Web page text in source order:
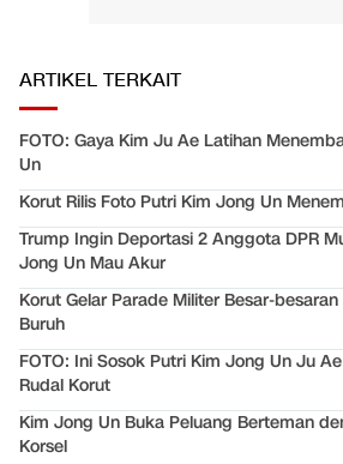
ARTIKEL TERKAIT
FOTO: Gaya Kim Ju Ae Latihan
Un
Korut Rilis Foto Putri Kim Jong Un
Trump Ingin Deportasi 2 Anggota DPR
Jong Un Mau Akur
Korut Gelar Parade Militer Besar-
Buruh
FOTO: Ini Sosok Putri Kim Jong Un Ju
Rudal Korut
Kim Jong Un Buka Peluang Berteman
Korsel